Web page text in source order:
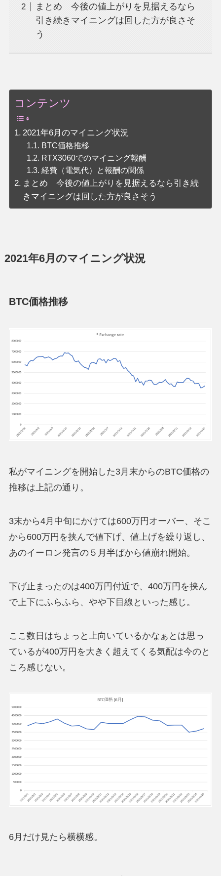
まとめ 今後の値上がりを見据えるなら
引き続きマイニングは回した方が良さそ
う
コンテンツ
2021年6月のマイニング状況
BTC価格推移
RTX3060でのマイニング報酬
経費（電気代）と報酬の関係
まとめ 今後の値上がりを見据えるなら引き続
きマイニングは回した方が良さそう
2021年6月のマイニング状況
BTC価格推移
私がマイニングを開始した3月末からのBTC価格の
推移は上記の通り。
3末から4月中旬にかけては600万円オーバー、そこ
から600万円を挟んで値下げ、値上げを繰り返し、
あのイーロン発言の５月半ばから値崩れ開始。
下げ止まったのは400万円付近で、400万円を挟ん
で上下にふらふら、やや下目線といった感じ。
ここ数日はちょっと上向いているかなぁとは思っ
ているが400万円を大きく超えてくる気配は今のと
ころ感じない。
6月だけ見たら横横感。